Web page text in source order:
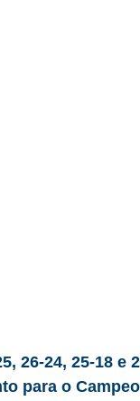
26-24, 25-18 e
para o